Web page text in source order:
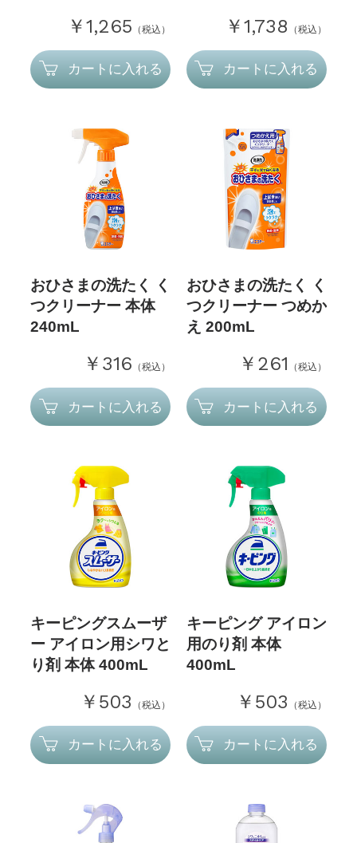
￥1,265 （税込）
カートに入れる
￥1,738 （税込）
カートに入れる
おひさまの洗たく く
つクリーナー 本体
240mL
￥316 （税込）
カートに入れる
おひさまの洗たく く
つクリーナー つめか
え 200mL
￥261 （税込）
カートに入れる
キーピングスムーザ
ー アイロン用シワと
り剤 本体 400mL
￥503 （税込）
カートに入れる
キーピング アイロン
用のり剤 本体
400mL
￥503 （税込）
カートに入れる